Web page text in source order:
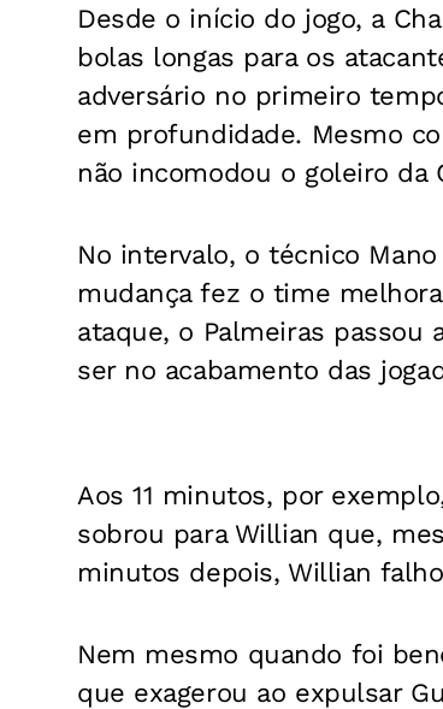
Desde o início do jogo, a
bolas longas para os
adversário no primeiro
em profundidade. Mesmo
não incomodou o goleiro da
No intervalo, o técnico
mudança fez o time
ataque, o Palmeiras passou
ser no acabamento das
Aos 11 minutos, por
sobrou para Willian que,
minutos depois, Willian
Nem mesmo quando foi
que exagerou ao expulsar